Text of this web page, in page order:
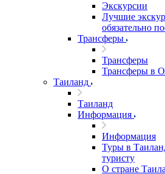
Экскурсии
Лучшие
обязательно
Трансферы
Трансферы
Трансферы в
Таиланд
Таиланд
Информация
Информация
Туры в
туристу
О стране